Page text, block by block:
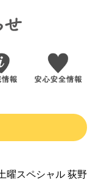
曜スペシャル 荻野